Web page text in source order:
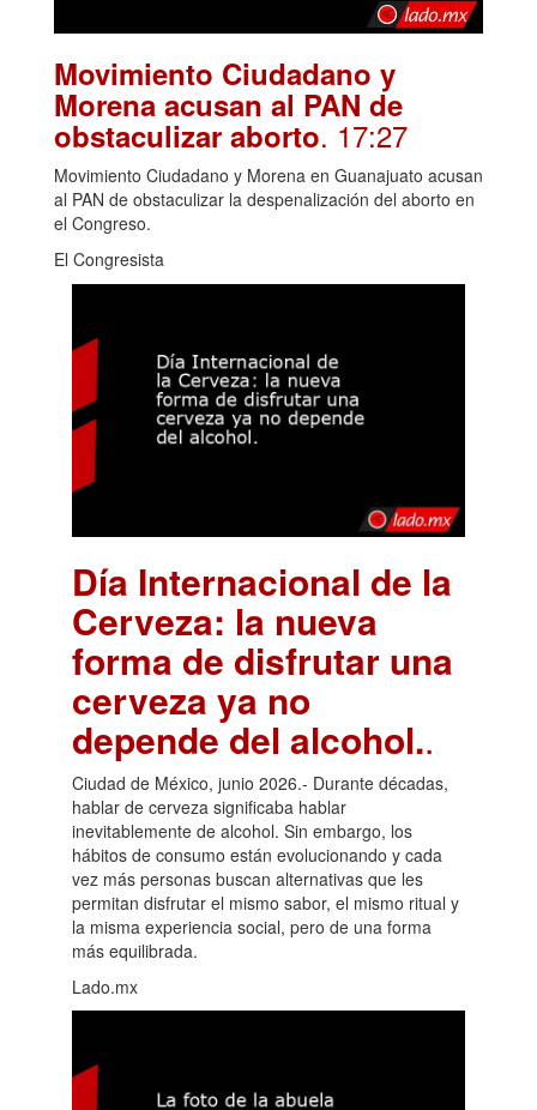
Movimiento Ciudadano y
Morena acusan al PAN de
obstaculizar aborto. 17:27
Movimiento Ciudadano y Morena en Guanajuato acusan
al PAN de obstaculizar la despenalización del aborto en
el Congreso.
El Congresista
Día Internacional de la
Cerveza: la nueva
forma de disfrutar una
cerveza ya no
depende del alcohol..
Ciudad de México, junio 2026.- Durante décadas,
hablar de cerveza significaba hablar
inevitablemente de alcohol. Sin embargo, los
hábitos de consumo están evolucionando y cada
vez más personas buscan alternativas que les
permitan disfrutar el mismo sabor, el mismo ritual y
la misma experiencia social, pero de una forma
más equilibrada.
Lado.mx